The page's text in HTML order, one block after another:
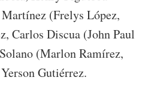
(Frelys López,
Carlos Discua (John Paul
(Marlon Ramírez,
Gutiérrez.